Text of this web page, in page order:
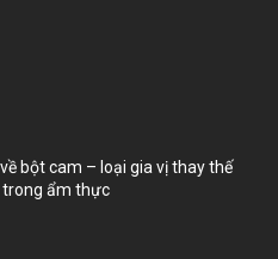
bột cam – loại gia vị thay thế
ẩm thực